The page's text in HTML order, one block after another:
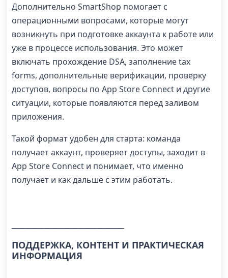
Дополнительно SmartShop помогает с
операционными вопросами, которые могут
возникнуть при подготовке аккаунта к работе или
уже в процессе использования. Это может
включать прохождение DSA, заполнение tax
forms, дополнительные верификации, проверку
доступов, вопросы по App Store Connect и другие
ситуации, которые появляются перед заливом
приложения.
Такой формат удобен для старта: команда
получает аккаунт, проверяет доступы, заходит в
App Store Connect и понимает, что именно
получает и как дальше с этим работать.
─────────────────
ПОДДЕРЖКА, КОНТЕНТ И ПРАКТИЧЕСКАЯ
ИНФОРМАЦИЯ